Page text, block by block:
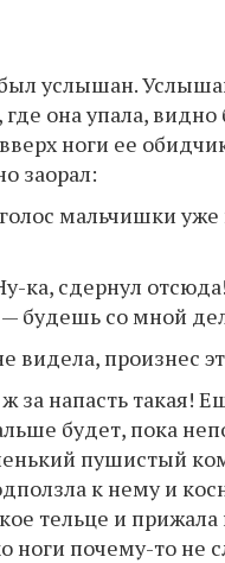
услышан.
где она упала,
ноги ее
заорал:
мальчишки
ка, сдернул
будешь со мной
видела, произнес
за напасть такая!
будет, пока
пушистый
к нему и
тельце и
ноги почему-то не